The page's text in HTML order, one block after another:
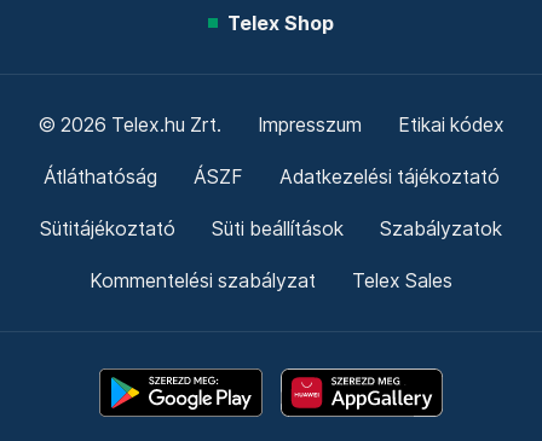
Telex Shop
© 2026 Telex.hu Zrt. Impresszum Etikai kódex
Átláthatóság ÁSZF Adatkezelési tájékoztató
Sütitájékoztató Süti beállítások Szabályzatok
Kommentelési szabályzat Telex Sales